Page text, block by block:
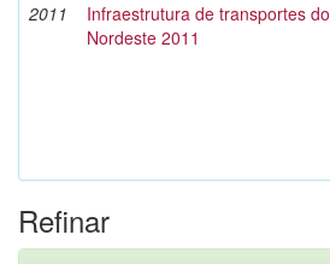
2011
Infraestrutura de transportes do
Nordeste 2011
Refinar